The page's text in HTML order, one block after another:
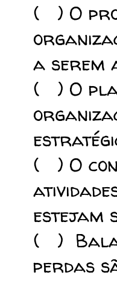
( ) O
a serem
( ) O
( ) O
estejam
( )
perdas